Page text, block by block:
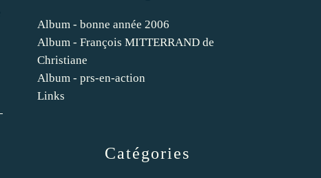
Catégories
Album - bonne année 2006
Album - François MITTERRAND de
Christiane
Album - prs-en-action
Links